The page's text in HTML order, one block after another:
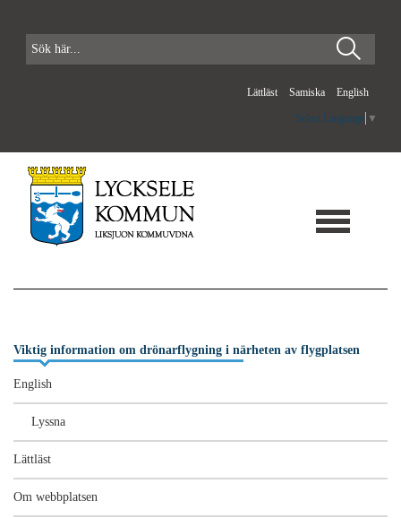
Lättläst Samiska English
Select Language ▼
Viktig information om drönarflygning i närheten av flygplatsen
English
Lyssna
Lättläst
Om webbplatsen